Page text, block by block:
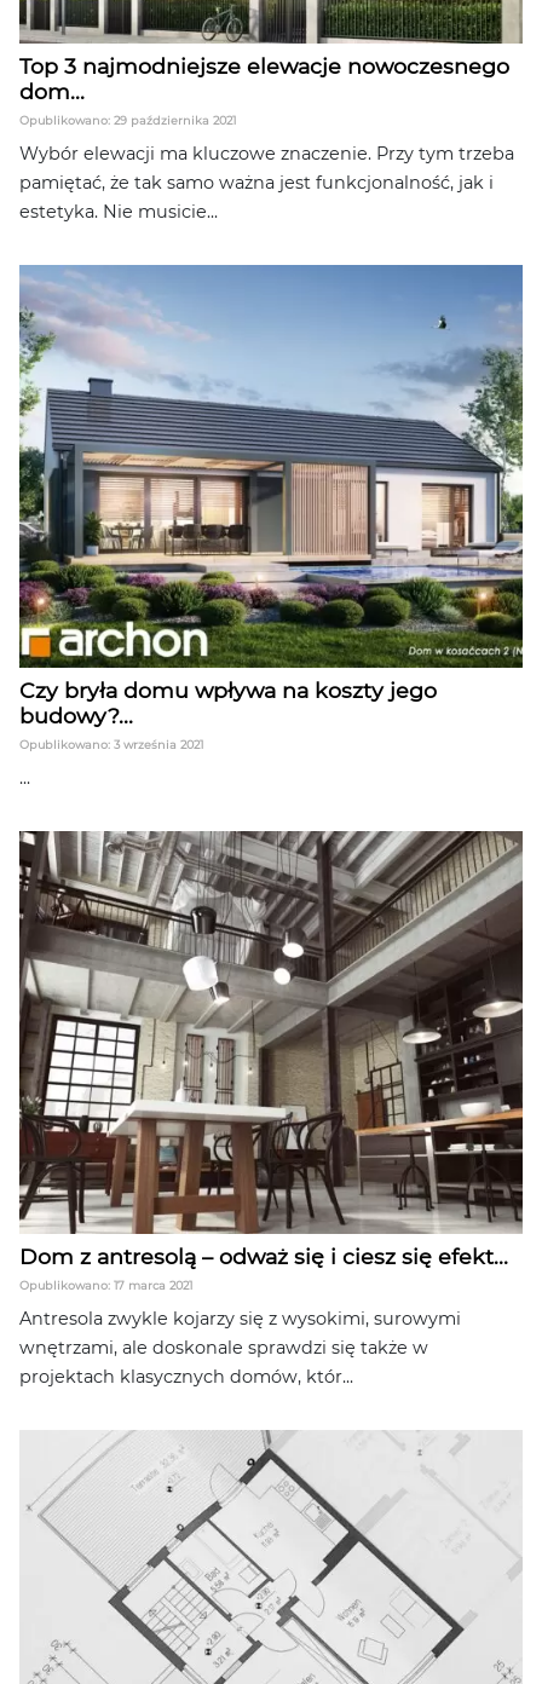
Top 3 najmodniejsze elewacje nowoczesnego
dom...
Opublikowano: 29 października 2021
Wybór elewacji ma kluczowe znaczenie. Przy tym trzeba
pamiętać, że tak samo ważna jest funkcjonalność, jak i
estetyka. Nie musicie...
Czy bryła domu wpływa na koszty jego
budowy?...
Opublikowano: 3 września 2021
...
Dom z antresolą – odważ się i ciesz się efekt...
Opublikowano: 17 marca 2021
Antresola zwykle kojarzy się z wysokimi, surowymi
wnętrzami, ale doskonale sprawdzi się także w
projektach klasycznych domów, któr...